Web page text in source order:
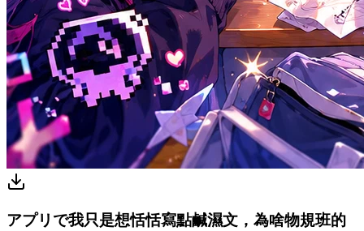
アプリで我只是想恬恬寫點鹹濕文，為啥物規班的